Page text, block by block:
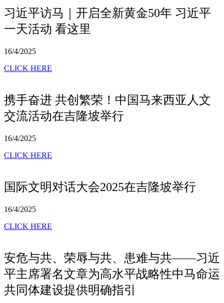
习近平访马｜开启全新黄金50年 习近平
一天活动 看这里
16/4/2025
CLICK HERE
携手奋进 共创繁荣！中国马来西亚人文
交流活动在吉隆坡举行
16/4/2025
CLICK HERE
国际文明对话大会2025在吉隆坡举行
16/4/2025
CLICK HERE
安危与共、荣辱与共、患难与共——习近
平主席署名文章为高水平战略性中马命运
共同体建设提供明确指引